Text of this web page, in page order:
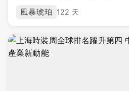
風暴琥珀 122 天